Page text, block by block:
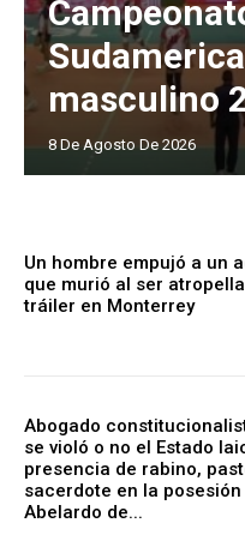
masculino
8 De Agosto De 2026
Un hombre empujó a un
que murió al ser
tráiler en Monterrey
Abogado
se violó o no el Estado
presencia de rabino,
sacerdote en la posesión
Abelardo de...